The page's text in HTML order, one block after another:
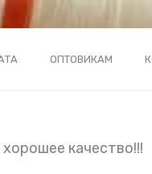
ОПТОВИКАМ
качество!!!